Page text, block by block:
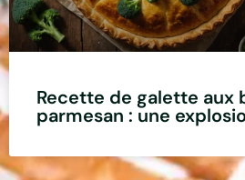
Recette de galette aux
parmesan : une